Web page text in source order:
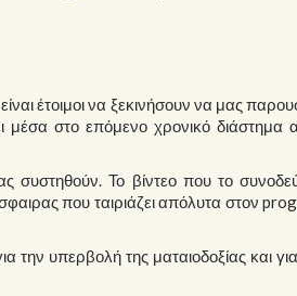
έτοιμοι να ξεκινήσουν να μας
μέσα στο επόμενο χρονικό διάστημα
συστηθούν. Το βίντεο που το
που ταιριάζει απόλυτα στον
την υπερβολή της ματαιοδοξίας και